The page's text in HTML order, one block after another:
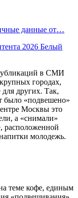
данные от…
2026 Белый
в СМИ
городах,
для других. Так,
было «подвешено»
Москвы это
а «снимали»
расположенной
молодежь.
теме кофе, единым